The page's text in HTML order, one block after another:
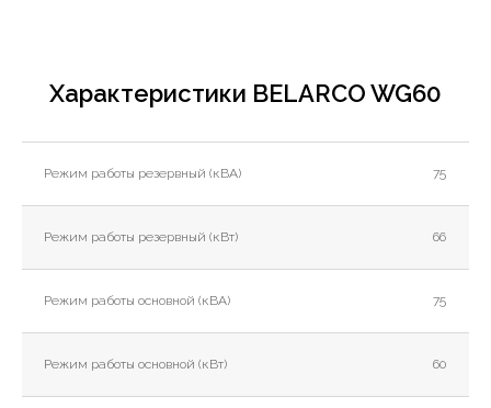
Характеристики BELARCO WG60
Режим работы резервный (кВА) 75
Режим работы резервный (кВт) 66
Режим работы основной (кВА) 75
Режим работы основной (кВт) 60